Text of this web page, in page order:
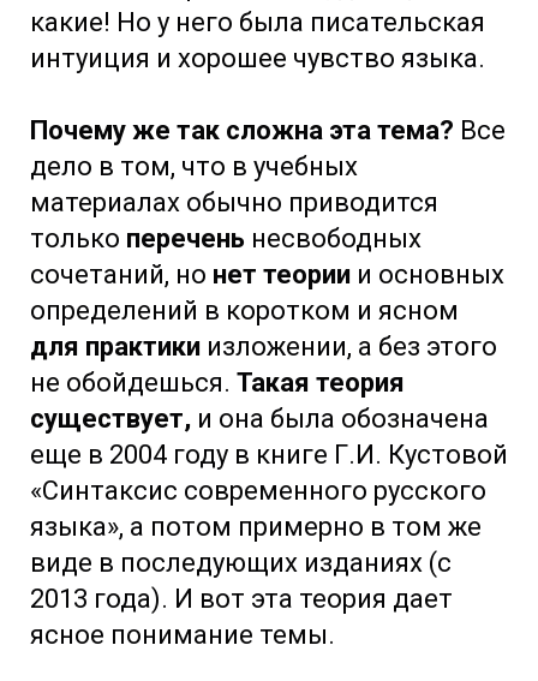
какие! Но у него была писательская
интуиция и хорошее чувство языка.
Почему же так сложна эта тема? Все
дело в том, что в учебных
материалах обычно приводится
только перечень несвободных
сочетаний, но нет теории и основных
определений в коротком и ясном
для практики изложении, а без этого
не обойдешься. Такая теория
существует, и она была обозначена
еще в 2004 году в книге Г.И. Кустовой
«Синтаксис современного русского
языка», а потом примерно в том же
виде в последующих изданиях (с
2013 года). И вот эта теория дает
ясное понимание темы.